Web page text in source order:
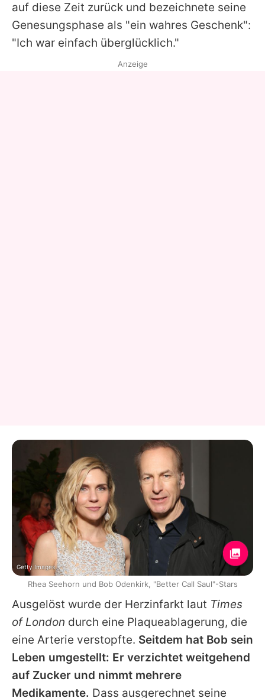
auf diese Zeit zurück und bezeichnete seine
Genesungsphase als "ein wahres Geschenk":
"Ich war einfach überglücklich."
Ausgelöst wurde der Herzinfarkt laut Times
of London durch eine Plaqueablagerung, die
eine Arterie verstopfte. Seitdem hat Bob sein
Leben umgestellt: Er verzichtet weitgehend
auf Zucker und nimmt mehrere
Medikamente. Dass ausgerechnet seine
Anzeige
Getty Images
Rhea Seehorn und Bob Odenkirk, "Better Call Saul"-Stars